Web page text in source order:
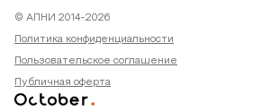
© АПНИ 2014-2026
Политика конфиденциальности
Пользовательское соглашение
Публичная оферта